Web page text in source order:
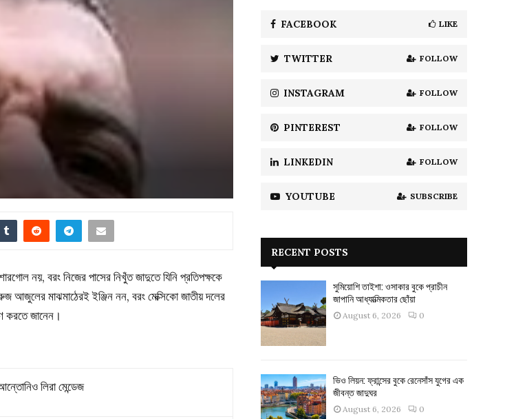
নয়, বরং নিজের পাসের নিখুঁত জাদুতে যিনি প্রতিপক্ষকে
আজুলের মাঝমাঠেরই ইঞ্জিন নন, বরং মেক্সিকো জাতীয় দলের
করতে জানেন।
লিরা মেন্ডেজ
C
H
FACEBOOK LIKE
TWITTER FOLLOW
INSTAGRAM FOLLOW
PINTEREST FOLLOW
LINKEDIN FOLLOW
YOUTUBE SUBSCRIBE
RECENT POSTS
সুমিয়োশি তাইশা: ওসাকার বুকে প্রাচীন
জাপানি আধ্যাত্মিকতার ছোঁয়া
August 6, 2026 0
ভিও লিয়ন: ফ্রান্সের বুকে রেনেসাঁস যুগের এক
জীবন্ত জাদুঘর
August 6, 2026 0